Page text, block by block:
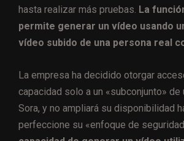
hasta realizar más pruebas. La
permite generar un vídeo usando
vídeo subido de una persona real
La empresa ha decidido otorgar
capacidad solo a un «subconjunto» de
Sora, y no ampliará su disponibilidad
perfeccione su «enfoque de